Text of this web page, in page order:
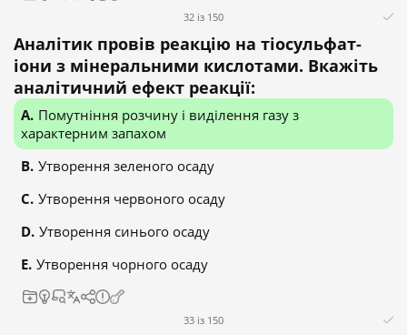
32 із 150
Аналітик провів реакцію на тіосульфат-
іони з мінеральними кислотами. Вкажіть
аналітичний ефект реакції:
Помутніння розчину і виділення газу з
характерним запахом
Утворення зеленого осаду
Утворення червоного осаду
Утворення синього осаду
Утворення чорного осаду
33 із 150